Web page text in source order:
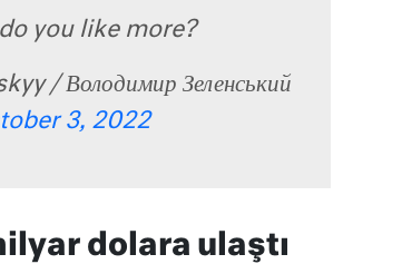
you like more?
/ Володимир Зеленський
3, 2022
dolara ulaştı